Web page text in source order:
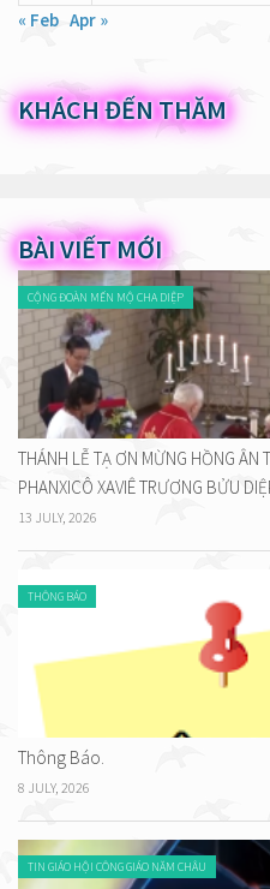
« Feb Apr »
KHÁCH ĐẾN THĂM
BÀI VIẾT MỚI
CỘNG ĐOÀN MẾN MỘ CHA DIỆP
THÁNH LỄ TẠ ƠN MỪNG HỒNG ÂN
PHANXICÔ XAVIÊ TRƯƠNG BỬU
13 JULY, 2026
THÔNG BÁO
Thông Báo.
8 JULY, 2026
TIN GIÁO HỘI CÔNG GIÁO NĂM CHÂU